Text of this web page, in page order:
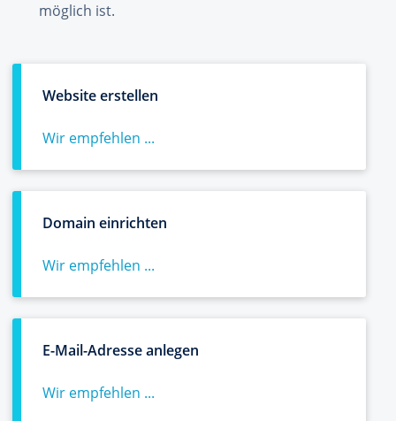
möglich ist.
Website erstellen
Wir empfehlen ...
Domain einrichten
Wir empfehlen ...
E-Mail-Adresse anlegen
Wir empfehlen ...